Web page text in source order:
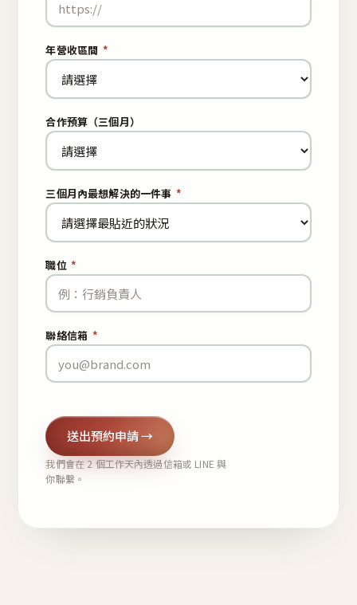
年營收區間 *
合作預算（三個月）
三個月內最想解決的一件事 *
職位 *
聯絡信箱 *
送出預約申請 →
我們會在 2 個工作天內透過信箱或 LINE 與
你聯繫。